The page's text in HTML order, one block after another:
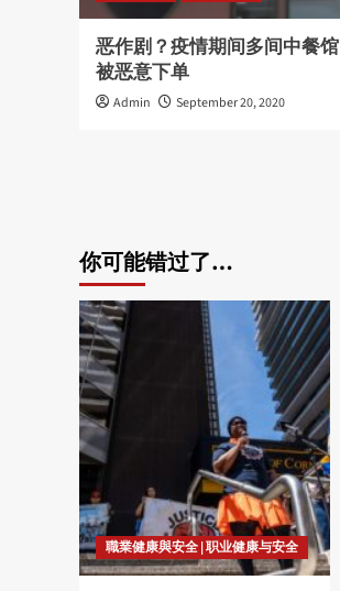
恶作剧？疫情期间多间中餐馆
被恶意下单
Admin September 20, 2020
你可能错过了…
職業健康與安全 | 职业健康与安全